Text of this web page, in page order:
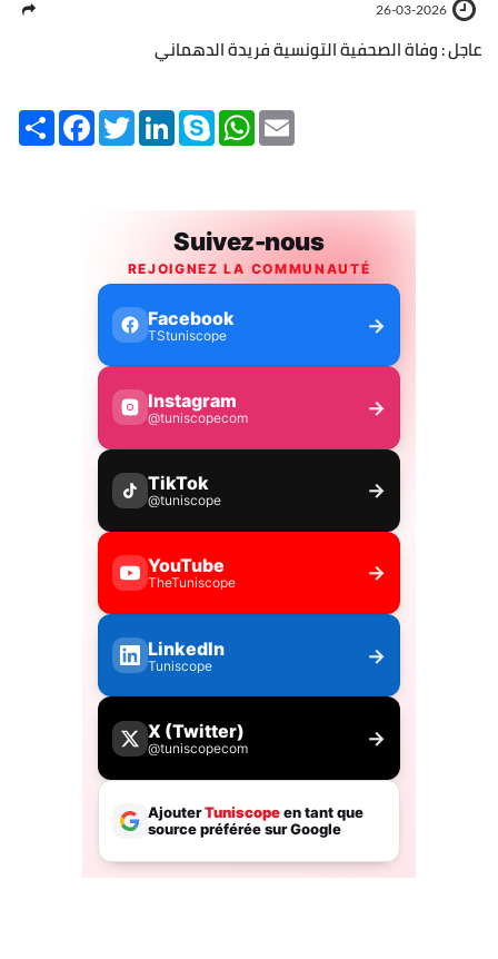
26-03-2026
عاجل : وفاة الصحفية التونسية فريدة الدهماني
Share FacebookTwitterLinkedInSkype WhatsApp